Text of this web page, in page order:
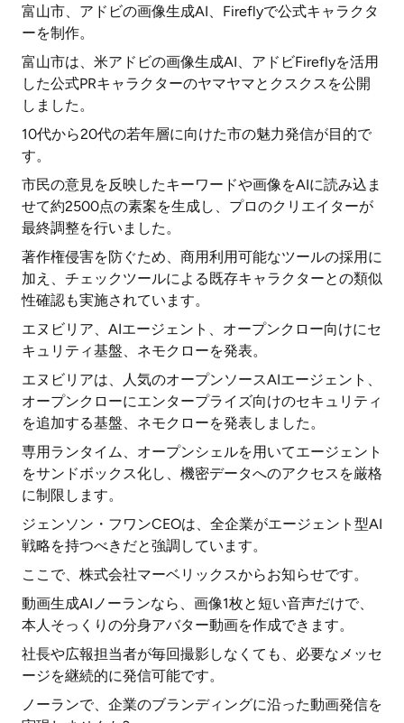
富山市、アドビの画像生成AI、Fireflyで公式キャラクタ
ーを制作。
富山市は、米アドビの画像生成AI、アドビFireflyを活用
した公式PRキャラクターのヤマヤマとクスクスを公開
しました。
10代から20代の若年層に向けた市の魅力発信が目的で
す。
市民の意見を反映したキーワードや画像をAIに読み込ま
せて約2500点の素案を生成し、プロのクリエイターが
最終調整を行いました。
著作権侵害を防ぐため、商用利用可能なツールの採用に
加え、チェックツールによる既存キャラクターとの類似
性確認も実施されています。
エヌビリア、AIエージェント、オープンクロー向けにセ
キュリティ基盤、ネモクローを発表。
エヌビリアは、人気のオープンソースAIエージェント、
オープンクローにエンタープライズ向けのセキュリティ
を追加する基盤、ネモクローを発表しました。
専用ランタイム、オープンシェルを用いてエージェント
をサンドボックス化し、機密データへのアクセスを厳格
に制限します。
ジェンソン・フワンCEOは、全企業がエージェント型AI
戦略を持つべきだと強調しています。
ここで、株式会社マーベリックスからお知らせです。
動画生成AIノーランなら、画像1枚と短い音声だけで、
本人そっくりの分身アバター動画を作成できます。
社長や広報担当者が毎回撮影しなくても、必要なメッセ
ージを継続的に発信可能です。
ノーランで、企業のブランディングに沿った動画発信を